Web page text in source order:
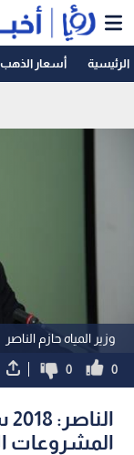
الرئيسية أسعار الذهب
وزير المياه حازم الناصر
0
0
المشروعات